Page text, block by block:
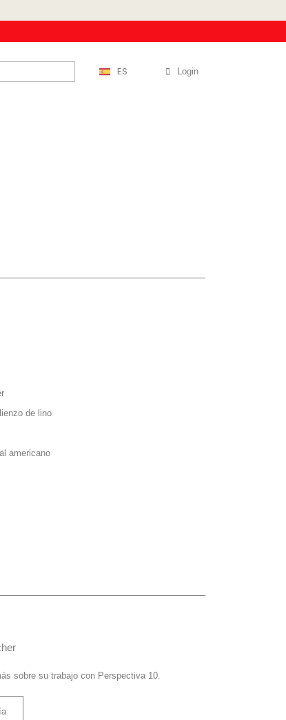
ES Login
de lino
americano
sobre su trabajo con Perspectiva 10.